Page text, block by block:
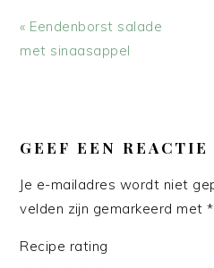
Vorig
bericht:
« Eendenborst salade
met sinaasappel
INTERACTIES
GEEF EEN REACTIE
Je e-mailadres wordt niet
velden zijn gemarkeerd met*
Recipe rating